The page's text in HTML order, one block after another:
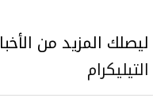
ليصلك المزيد من
التيليكرام